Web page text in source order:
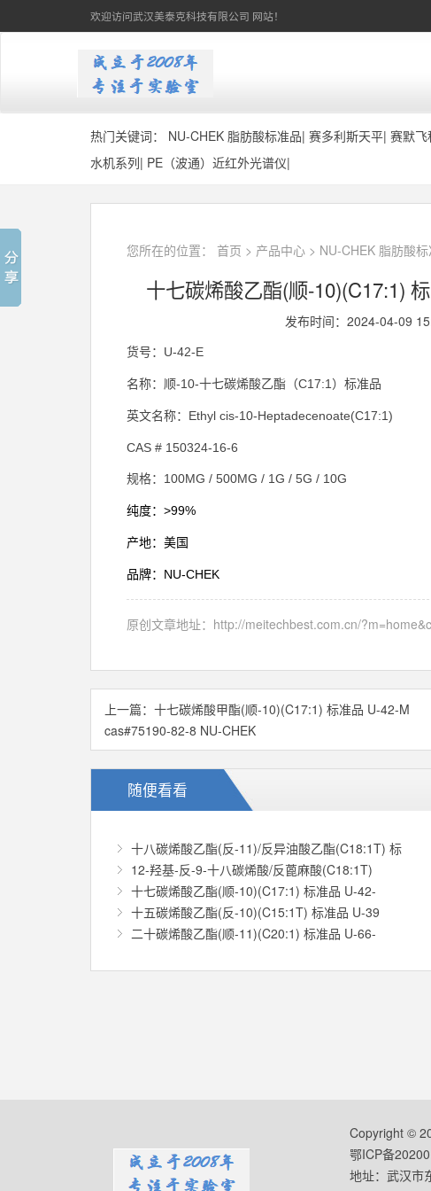
欢迎访问武汉美泰克科技有限公司 网站！
热门关键词： NU-CHEK 脂肪酸标准品| 赛多利斯天平| 赛默
水机系列| PE（波通）近红外光谱仪|
您所在的位置： 首页 > 产品中心 > NU-CHEK 脂肪酸
十七碳烯酸乙酯(顺-10)(C17:1)
发布时间：2024-04-09
货号： U-42-E
名称：顺-10-十七碳烯酸乙酯（C17:1 ）标准品
英文名称： Ethyl cis-10-Heptadecenoate(C17:1)
CAS # 150324-16-6
规格： 100MG / 500MG / 1G / 5G / 10G
纯度： >99%
产地：美国
品牌： NU-CHEK
原创文章地址： http://meitechbest.com.cn/
上一篇： 十七碳烯酸甲酯(顺-10)(C17:1) 标准品 U-42-M
cas#75190-82-8 NU-CHEK
随便看看
十八碳烯酸乙酯(反-11)/反异油酸乙酯(C18:1T) 标
12-羟基-反-9-十八碳烯酸/反蓖麻酸(C18:1T)
十七碳烯酸乙酯(顺-10)(C17:1) 标准品 U-42-
十五碳烯酸乙酯(反-10)(C15:1T) 标准品 U-39
二十碳烯酸乙酯(顺-11)(C20:1) 标准品 U-66-
Copyright ©
鄂ICP备
地址：武汉市